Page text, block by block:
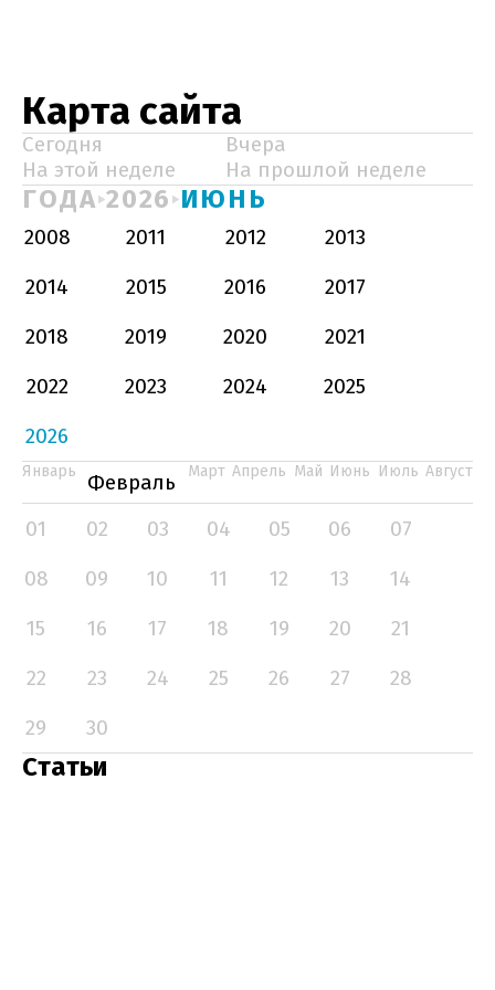
Карта сайта
Сегодня
Вчера
На этой неделе
На прошлой неделе
ГОДА 2026 ИЮНЬ
2008 2011 2012
2013
2014
2015 2016
2017
2018
2019 2020
2021
2022
2023 2024
2025
2026
Январь Февраль Март Апрель Май Июнь Июль Август
01 02 03 04 05 06
07
08
09 10 11 12 13
14
15
16 17 18 19 20
21
22
23 24 25 26 27
28
29
30
Статьи